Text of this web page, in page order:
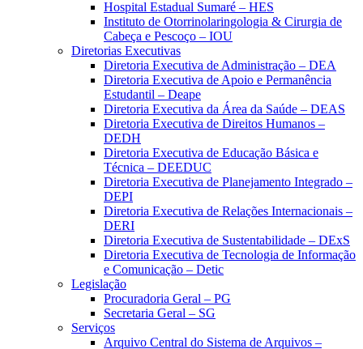
Hospital Estadual Sumaré – HES
Instituto de Otorrinolaringologia & Cirurgia de
Cabeça e Pescoço – IOU
Diretorias Executivas
Diretoria Executiva de Administração – DEA
Diretoria Executiva de Apoio e Permanência
Estudantil – Deape
Diretoria Executiva da Área da Saúde – DEAS
Diretoria Executiva de Direitos Humanos –
DEDH
Diretoria Executiva de Educação Básica e
Técnica – DEEDUC
Diretoria Executiva de Planejamento Integrado –
DEPI
Diretoria Executiva de Relações Internacionais –
DERI
Diretoria Executiva de Sustentabilidade – DExS
Diretoria Executiva de Tecnologia de Informação
e Comunicação – Detic
Legislação
Procuradoria Geral – PG
Secretaria Geral – SG
Serviços
Arquivo Central do Sistema de Arquivos –